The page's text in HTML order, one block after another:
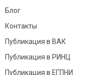
Блог
Контакты
Публикация в ВАК
Публикация в РИНЦ
Публикация в ЕГПНИ